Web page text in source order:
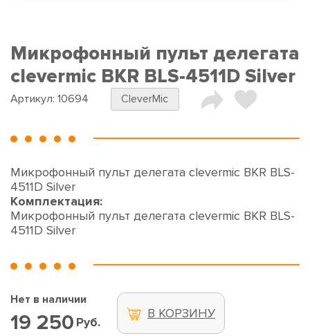
Микрофонный пульт делегата
clevermic BKR BLS-4511D Silver
Артикул: 10694 CleverMic
Микрофонный пульт делегата clevermic BKR BLS-
4511D Silver
Комплектация:
Микрофонный пульт делегата clevermic BKR BLS-
4511D Silver
Нет в наличии
19 250 Руб.
В КОРЗИНУ